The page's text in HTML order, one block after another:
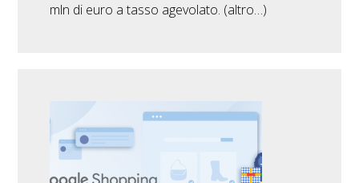
mln di euro a tasso agevolato. (altro…)